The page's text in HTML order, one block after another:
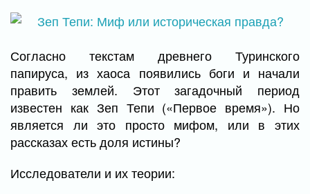
Согласно текстам древнего Туринского
папируса, из хаоса появились боги и начали
править землей. Этот загадочный период
известен как Зеп Тепи («Первое время»). Но
является ли это просто мифом, или в этих
рассказах есть доля истины?
Исследователи и их теории: